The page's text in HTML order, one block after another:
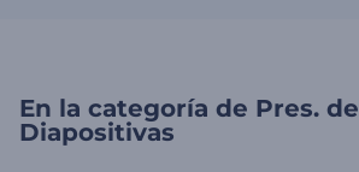
En la categoría de Pres. de
Diapositivas